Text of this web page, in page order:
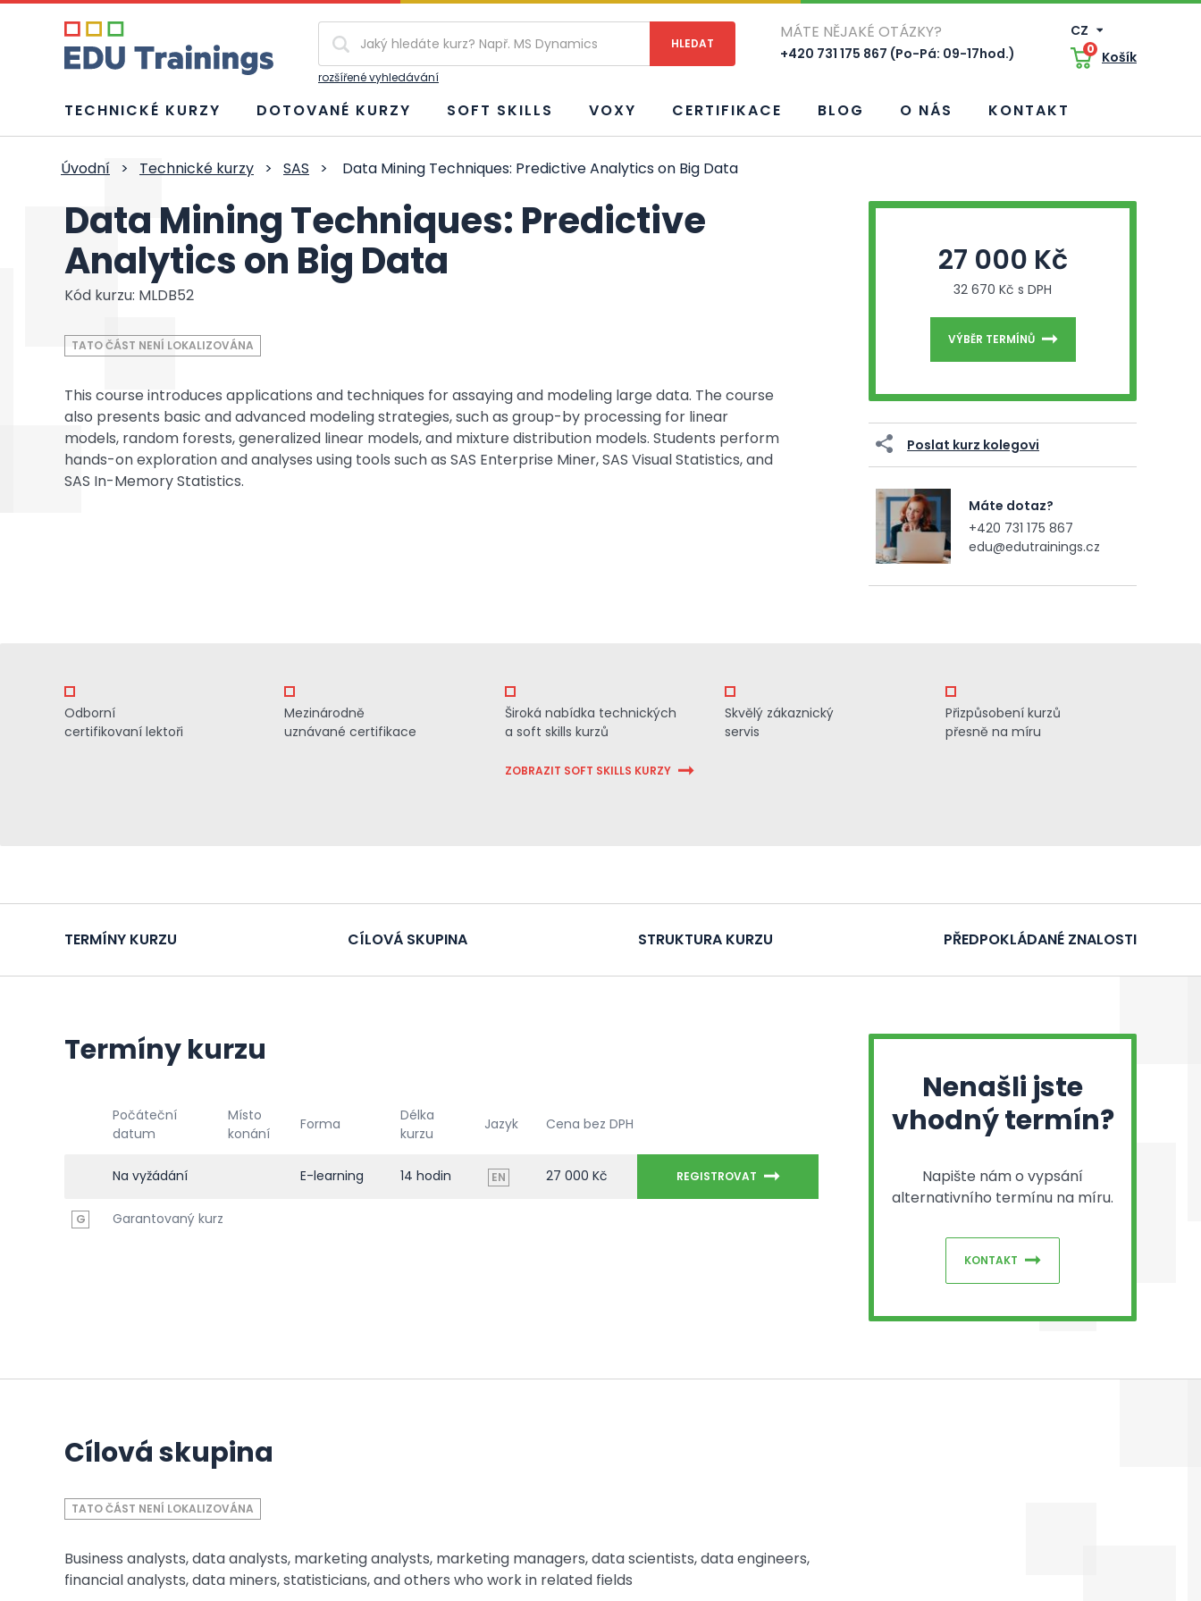
rozšířené vyhledávání
MÁTE NĚJAKÉ OTÁZKY?
+420 731 175 867 (Po-Pá: 09-17hod.)
CZ
0 Košík
TECHNICKÉ KURZY DOTOVANÉ KURZY SOFT SKILLS VOXY CERTIFIKACE BLOG O NÁS KONTAKT
Úvodní > Technické kurzy > SAS > Data Mining Techniques: Predictive Analytics on Big Data
Data Mining Techniques: Predictive
Analytics on Big Data
Kód kurzu: MLDB52
TATO ČÁST NENÍ LOKALIZOVÁNA
This course introduces applications and techniques for assaying and modeling large data. The course
also presents basic and advanced modeling strategies, such as group-by processing for linear
models, random forests, generalized linear models, and mixture distribution models. Students perform
hands-on exploration and analyses using tools such as SAS Enterprise Miner, SAS Visual Statistics, and
SAS In-Memory Statistics.
27 000 Kč
32 670 Kč s DPH
VÝBĚR TERMÍNŮ
Poslat kurz kolegovi
Máte dotaz?
+420 731 175 867
edu@edutrainings.cz
Odborní
certifikovaní lektoři
Mezinárodně
uznávané certifikace
Široká nabídka technických
a soft skills kurzů
ZOBRAZIT SOFT SKILLS KURZY
Skvělý zákaznický
servis
Přizpůsobení kurzů
přesně na míru
TERMÍNY KURZU CÍLOVÁ SKUPINA STRUKTURA KURZU PŘEDPOKLÁDANÉ ZNALOSTI
Termíny kurzu
Počáteční
datum
Místo
konání
Forma
Délka
kurzu
Jazyk Cena bez DPH
Na vyžádání E-learning 14 hodin EN 27 000 Kč REGISTROVAT
G Garantovaný kurz
Nenašli jste
vhodný termín?
Napište nám o vypsání
alternativního termínu na míru.
KONTAKT
Cílová skupina
TATO ČÁST NENÍ LOKALIZOVÁNA
Business analysts, data analysts, marketing analysts, marketing managers, data scientists, data engineers,
financial analysts, data miners, statisticians, and others who work in related fields